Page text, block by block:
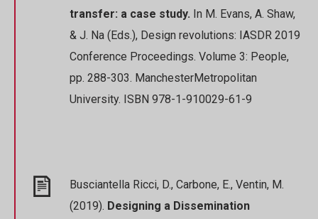
transfer: a case study. In M. Evans, A. Shaw,
& J. Na (Eds.), Design revolutions: IASDR 2019
Conference Proceedings. Volume 3: People,
pp. 288-303. ManchesterMetropolitan
University. ISBN 978-1-910029-61-9
Busciantella Ricci, D., Carbone, E., Ventin, M.
(2019). Designing a Dissemination